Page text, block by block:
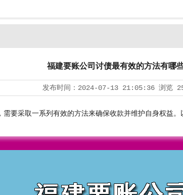
福建要账公司讨债最有效的方法有哪
发布时间： 2024-07-13 21:05:36 浏览
采取一系列有效的方法来确保收款并维护自身权益。